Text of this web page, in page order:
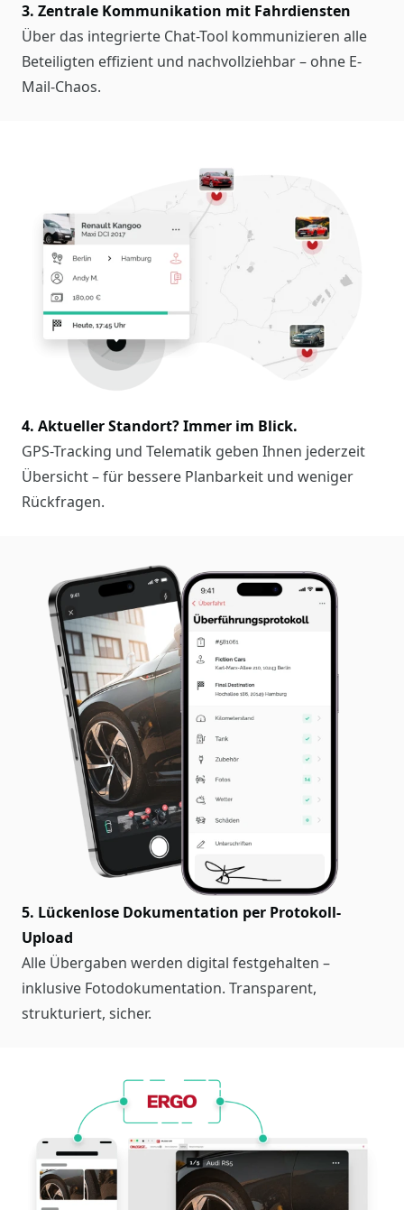
3. Zentrale Kommunikation mit Fahrdiensten
Über das integrierte Chat-Tool kommunizieren alle
Beteiligten effizient und nachvollziehbar – ohne E-
Mail-Chaos.
4. Aktueller Standort? Immer im Blick.
GPS-Tracking und Telematik geben Ihnen jederzeit
Übersicht – für bessere Planbarkeit und weniger
Rückfragen.
5. Lückenlose Dokumentation per Protokoll-
Upload
Alle Übergaben werden digital festgehalten –
inklusive Fotodokumentation. Transparent,
strukturiert, sicher.